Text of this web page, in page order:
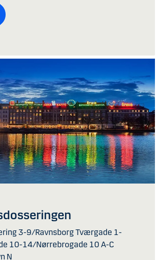
3-9/Ravnsborg Tværgade 1-
10-14/Nørrebrogade 10 A-C
N